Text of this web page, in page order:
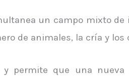
un campo mixto
de animales, la cría y
y permite que una